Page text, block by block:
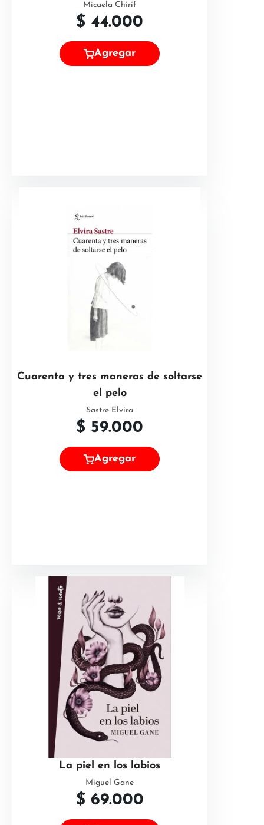
Micaela Chirif
$ 44.000
Agregar
Cuarenta y tres maneras de soltarse
el pelo
Sastre Elvira
$ 59.000
Agregar
La piel en los labios
Miguel Gane
$ 69.000